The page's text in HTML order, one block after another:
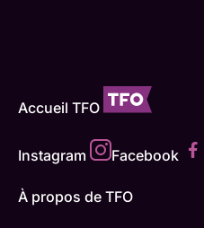
Accueil TFO
Instagram Facebook
À propos de TFO